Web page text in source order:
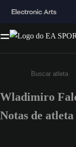
Insira
Wladimiro
Notas de atleta